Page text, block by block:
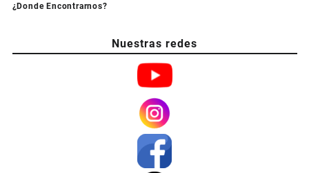
¿Donde Encontrarnos?
Nuestras redes